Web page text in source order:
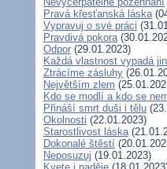
Pravá křesťanská láska
Vypravuj o své práci
Pravdivá pokora
Odpor (29.01.2023)
Každá vlastnost vypadá
Ztrácíme zásluhy
Největším zlem
Kdo se modlí a kdo se
Přináší smrt duši i tělu
Okolnosti (22.01.2023)
Starostlivost láska
Dokonalé štěstí
Neposuzuj (19.01.2023)